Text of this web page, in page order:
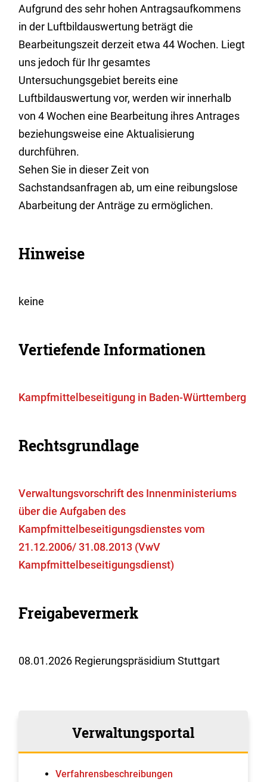
Aufgrund des sehr hohen Antragsaufkommens
in der Luftbildauswertung beträgt die
Bearbeitungszeit derzeit etwa 44 Wochen. Liegt
uns jedoch für Ihr gesamtes
Untersuchungsgebiet bereits eine
Luftbildauswertung vor, werden wir innerhalb
von 4 Wochen eine Bearbeitung ihres Antrages
beziehungsweise eine Aktualisierung
durchführen.
Sehen Sie in dieser Zeit von
Sachstandsanfragen ab, um eine reibungslose
Abarbeitung der Anträge zu ermöglichen.
Hinweise
keine
Vertiefende Informationen
Kampfmittelbeseitigung in Baden-Württemberg
Rechtsgrundlage
Verwaltungsvorschrift des Innenministeriums
über die Aufgaben des
Kampfmittelbeseitigungsdienstes vom
21.12.2006/ 31.08.2013 (VwV
Kampfmittelbeseitigungsdienst)
Freigabevermerk
08.01.2026 Regierungspräsidium Stuttgart
Verwaltungsportal
Verfahrens­beschreibungen